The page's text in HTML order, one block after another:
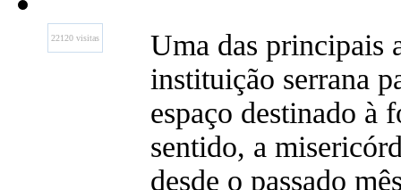
22120 visitas
Uma das principais
instituição serrana
espaço destinado à
sentido, a
desde o passado